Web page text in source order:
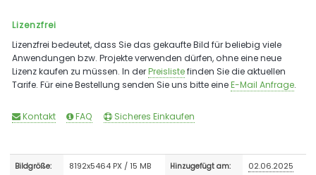
Lizenzfrei
Lizenzfrei bedeutet, dass Sie das gekaufte Bild für beliebig viele
Anwendungen bzw. Projekte verwenden dürfen, ohne eine neue
Lizenz kaufen zu müssen. In derPreislistefinden Sie die aktuellen
Tarife. Für eine Bestellung senden Sie uns bitte eineE-Mail Anfrage.
Kontakt FAQ Sicheres Einkaufen
Bildgröße: 8192x5464 PX / 15 MB Hinzugefügt am: 02.06.2025